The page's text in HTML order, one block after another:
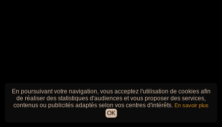
En poursuivant votre navigation, vous acceptez l'utilisation de cookies afin
de réaliser des statistiques d'audiences et vous proposer des services,
contenus ou publicités adaptés selon vos centres d'intérêts. En savoir plus
OK